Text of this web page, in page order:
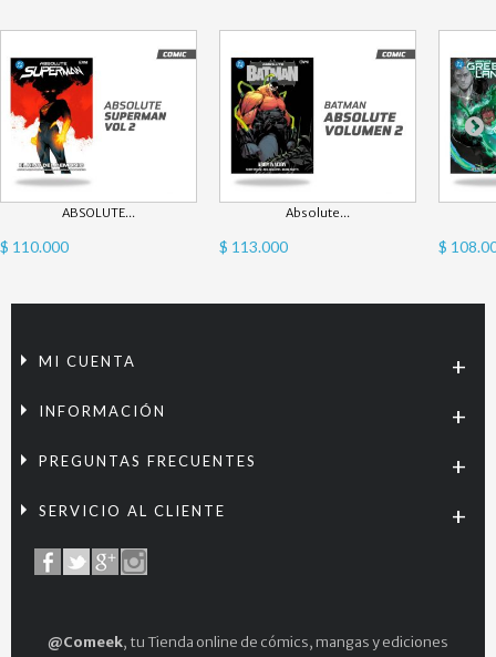
ABSOLUTE...
$ 110.000
Absolute...
$ 113.000 $
MI CUENTA
INFORMACIÓN
PREGUNTAS FRECUENTES
SERVICIO AL CLIENTE
@Comeek, tu Tienda online de cómics, mangas y ediciones